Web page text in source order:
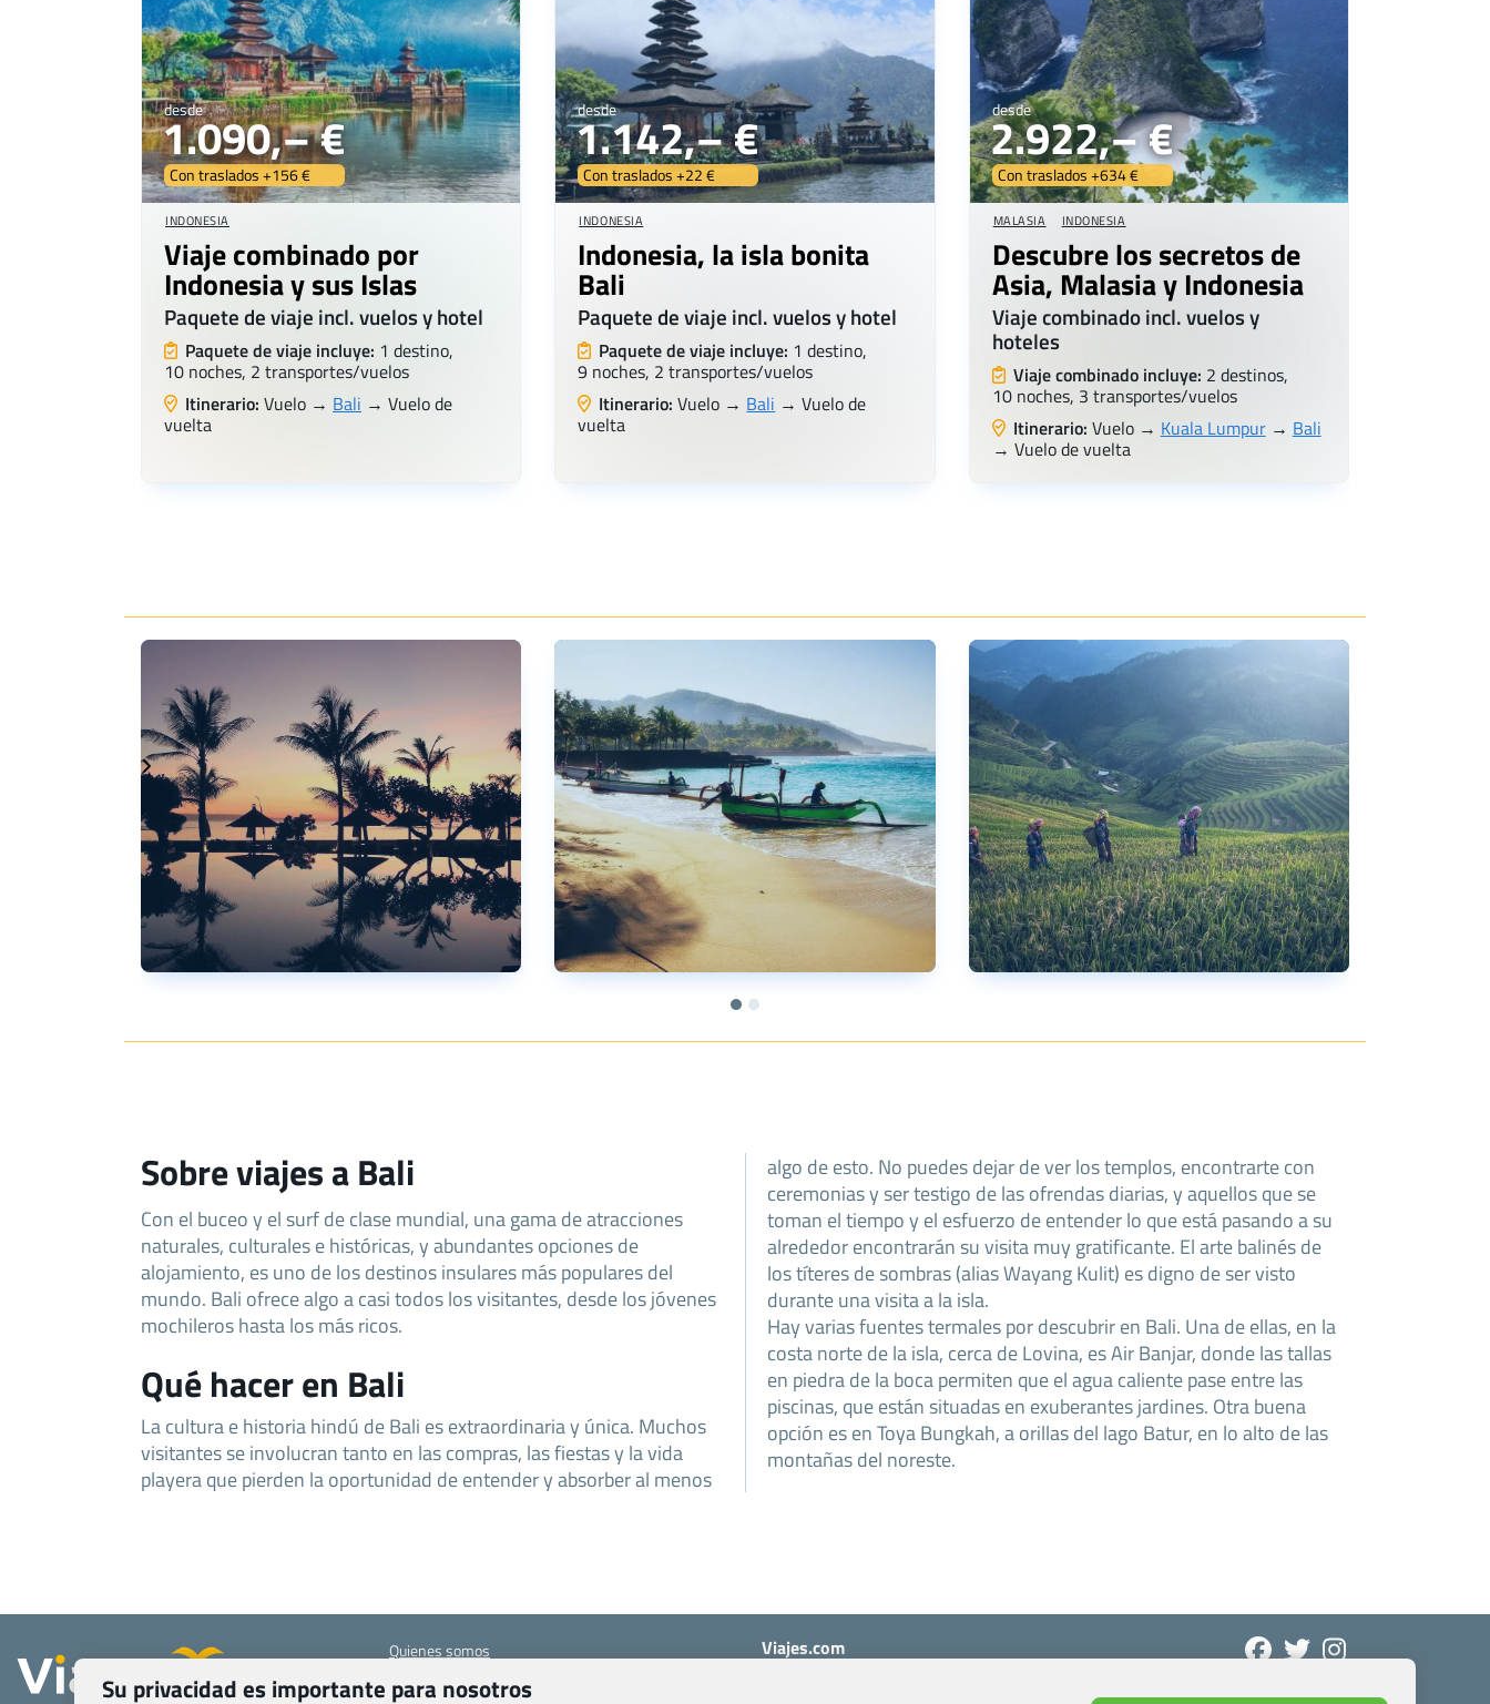
desde
1.090,– €
Con traslados +156 €
INDONESIA
Viaje combinado por
Indonesia y sus Islas
Paquete de viaje incl. vuelos y hotel
Paquete de viaje incluye: 1 destino,
10 noches, 2 transportes/vuelos
Itinerario: Vuelo → Bali → Vuelo de
vuelta
desde
1.142,– €
Con traslados +22 €
INDONESIA
Indonesia, la isla bonita
Bali
Paquete de viaje incl. vuelos y hotel
Paquete de viaje incluye: 1 destino,
9 noches, 2 transportes/vuelos
Itinerario: Vuelo → Bali → Vuelo de
vuelta
desde
2.922,– €
Con traslados +634 €
MALASIA INDONESIA
Descubre los secretos de
Asia, Malasia y Indonesia
Viaje combinado incl. vuelos y
hoteles
Viaje combinado incluye: 2 destinos,
10 noches, 3 transportes/vuelos
Itinerario: Vuelo → Kuala Lumpur→ Bali
→ Vuelo de vuelta
Sobre viajes a Bali
Con el buceo y el surf de clase mundial, una gama de atracciones
naturales, culturales e históricas, y abundantes opciones de
alojamiento, es uno de los destinos insulares más populares del
mundo. Bali ofrece algo a casi todos los visitantes, desde los jóvenes
mochileros hasta los más ricos.
Qué hacer en Bali
La cultura e historia hindú de Bali es extraordinaria y única. Muchos
visitantes se involucran tanto en las compras, las fiestas y la vida
playera que pierden la oportunidad de entender y absorber al menos
algo de esto. No puedes dejar de ver los templos, encontrarte con
ceremonias y ser testigo de las ofrendas diarias, y aquellos que se
toman el tiempo y el esfuerzo de entender lo que está pasando a su
alrededor encontrarán su visita muy gratificante. El arte balinés de
los títeres de sombras (alias Wayang Kulit) es digno de ser visto
durante una visita a la isla.
Hay varias fuentes termales por descubrir en Bali. Una de ellas, en la
costa norte de la isla, cerca de Lovina, es Air Banjar, donde las tallas
en piedra de la boca permiten que el agua caliente pase entre las
piscinas, que están situadas en exuberantes jardines. Otra buena
opción es en Toya Bungkah, a orillas del lago Batur, en lo alto de las
montañas del noreste.
Quienes somos
Viajes.com
Su privacidad es importante para nosotros